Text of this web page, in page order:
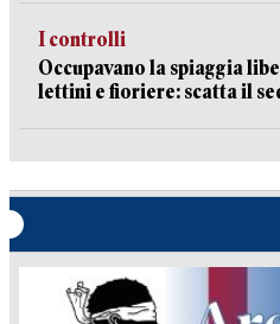
I controlli
Occupavano la spiaggia
lettini e fioriere: scatta il